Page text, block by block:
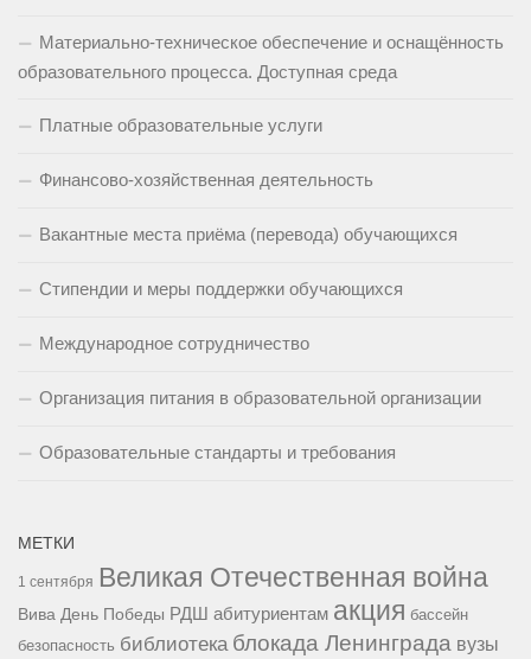
Материально-техническое обеспечение и оснащённость
образовательного процесса. Доступная среда
Платные образовательные услуги
Финансово-хозяйственная деятельность
Вакантные места приёма (перевода) обучающихся
Стипендии и меры поддержки обучающихся
Международное сотрудничество
Организация питания в образовательной организации
Образовательные стандарты и требования
МЕТКИ
1 сентября Великая Отечественная война
Вива День Победы РДШ абитуриентам акция бассейн
безопасность библиотека блокада Ленинграда вузы